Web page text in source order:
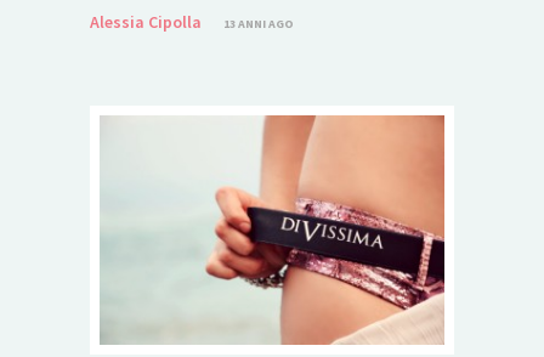
Alessia Cipolla
13 ANNI AGO